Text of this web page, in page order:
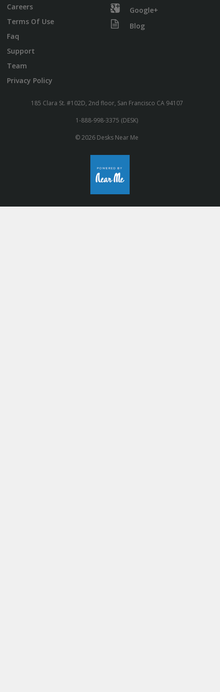
Careers
Terms Of Use
Faq
Support
Team
Privacy Policy
Google+
Blog
185 Clara St. #102D, 2nd floor, San Francisco CA 94107
1-888-998-3375 (DESK)
© 2026 Desks Near Me